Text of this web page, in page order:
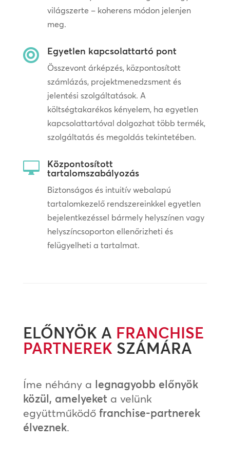
világszerte – koherens módon jelenjen
meg.
 Egyetlen kapcsolattartó pont
Összevont árképzés, központosított
számlázás, projektmenedzsment és
jelentési szolgáltatások. A
költségtakarékos kényelem, ha egyetlen
kapcsolattartóval dolgozhat több termék,
szolgáltatás és megoldás tekintetében.
 Központosított
tartalomszabályozás
Biztonságos és intuitív webalapú
tartalomkezelő rendszereinkkel egyetlen
bejelentkezéssel bármely helyszínen vagy
helyszíncsoporton ellenőrizheti és
felügyelheti a tartalmat.
ELŐNYÖK A FRANCHISE
PARTNEREK SZÁMÁRA
Íme néhány a legnagyobb előnyök
közül, amelyeket a velünk
együttműködő franchise-partnerek
élveznek.